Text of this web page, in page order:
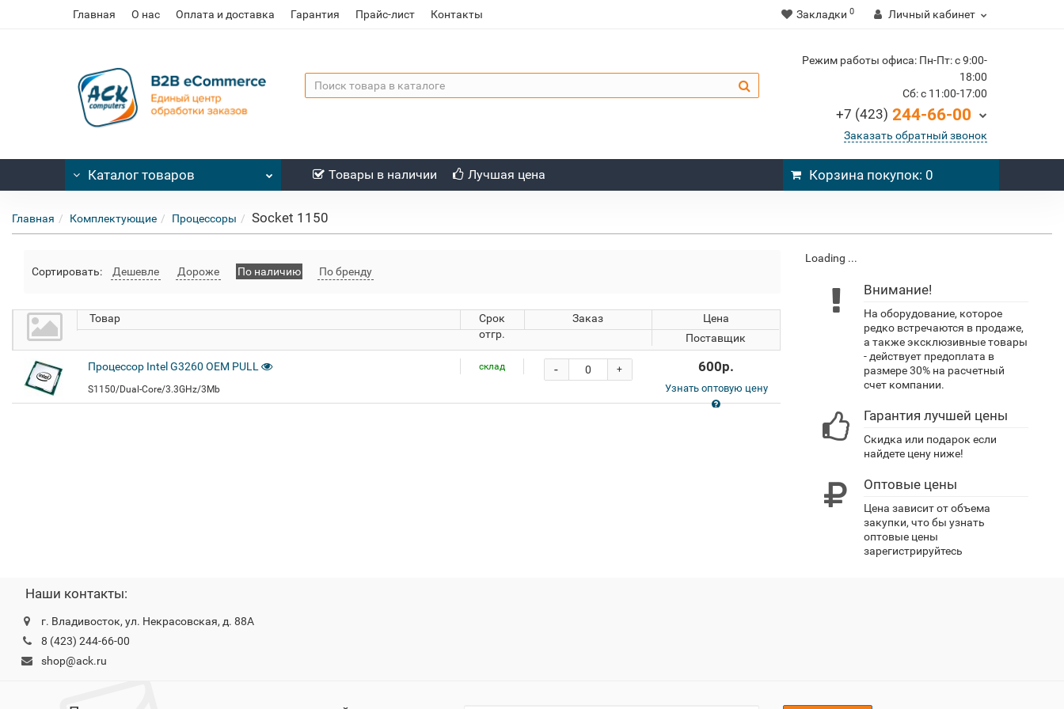
Главная О нас Оплата и доставка Гарантия Прайс-лист Контакты Закладки 0 Личный кабинет
Режим работы офиса: Пн-Пт: c 9:00-
18:00
Cб: c 11:00-17:00
+7 (423) 244-66-00
Заказать обратный звонок
Каталог товаров Товары в наличии Лучшая цена Корзина покупок: 0
Главная Комплектующие Процессоры Socket 1150
Сортировать: Дешевле Дороже По наличию По бренду
Товар
Срок
отгр.
Заказ
Цена
Поставщик
Процессор Intel G3260 OEM PULL склад +
- 600р.
S1150/Dual-Core/3.3GHz/3Mb Узнать оптовую цену
Loading ...
Внимание!
На оборудование, которое
редко встречаются в продаже,
а также эксклюзивные товары
- действует предоплата в
размере 30% на расчетный
счет компании.
Гарантия лучшей цены
Скидка или подарок если
найдете цену ниже!
Оптовые цены
Цена зависит от объема
закупки, что бы узнать
оптовые цены
зарегистрируйтесь
Наши контакты:
г. Владивосток, ул. Некрасовская, д. 88А
8 (423) 244-66-00
shop@ack.ru